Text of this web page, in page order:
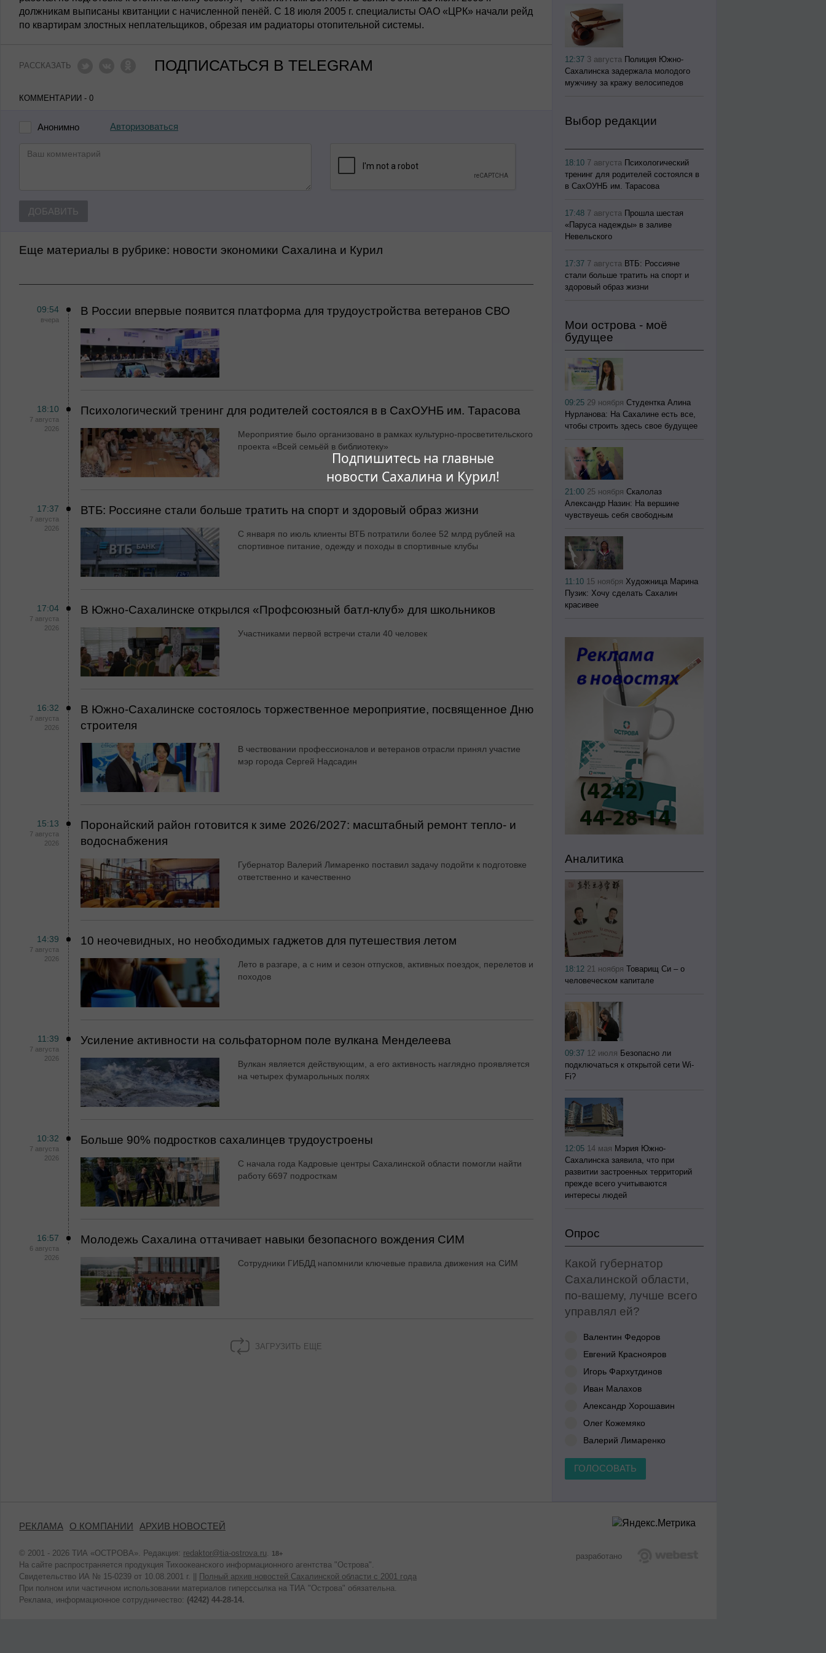
Подпишитесь на главные
новости Сахалина и Курил!
должникам выписаны квитанции с начисленной пенёй. С 18 июля 2005 г. специалисты ОАО «ЦРК» начали рейд
по квартирам злостных неплательщиков, обрезая им радиаторы отопительной системы.
РАССКАЗАТЬ ПОДПИСАТЬСЯ В TELEGRAM
КОММЕНТАРИИ - 0
Анонимно Авторизоваться
ДОБАВИТЬ
Еще материалы в рубрике: Новости экономики Сахалина и Курил
09:54
вчера
В России впервые появится платформа для трудоустройства ветеранов СВО
18:10
7 августа
2026
Психологический тренинг для родителей состоялся в в СахОУНБ им. Тарасова
Мероприятие было организовано в рамках культурно-просветительского
проекта «Всей семьёй в библиотеку»
17:37
7 августа
2026
ВТБ: Россияне стали больше тратить на спорт и здоровый образ жизни
С января по июль клиенты ВТБ потратили более 52 млрд рублей на
спортивное питание, одежду и походы в спортивные клубы
17:04
7 августа
2026
В Южно-Сахалинске открылся «Профсоюзный батл-клуб» для школьников
Участниками первой встречи стали 40 человек
16:32
7 августа
2026
В Южно-Сахалинске состоялось торжественное мероприятие, посвященное Дню
строителя
В чествовании профессионалов и ветеранов отрасли принял участие
мэр города Сергей Надсадин
15:13
7 августа
2026
Поронайский район готовится к зиме 2026/2027: масштабный ремонт тепло- и
водоснабжения
Губернатор Валерий Лимаренко поставил задачу подойти к подготовке
ответственно и качественно
14:39
7 августа
2026
10 неочевидных, но необходимых гаджетов для путешествия летом
Лето в разгаре, а с ним и сезон отпусков, активных поездок, перелетов и
походов
11:39
7 августа
2026
Усиление активности на сольфаторном поле вулкана Менделеева
Вулкан является действующим, а его активность наглядно проявляется
на четырех фумарольных полях
10:32
7 августа
2026
Больше 90% подростков сахалинцев трудоустроены
С начала года Кадровые центры Сахалинской области помогли найти
работу 6697 подросткам
16:57
6 августа
2026
Молодежь Сахалина оттачивает навыки безопасного вождения СИМ
Сотрудники ГИБДД напомнили ключевые правила движения на СИМ
ЗАГРУЗИТЬ ЕЩЕ
12:37 3 августа Полиция Южно-
Сахалинска задержала молодого
мужчину за кражу велосипедов
Выбор редакции
18:10 7 августа Психологический
тренинг для родителей состоялся в
в СахОУНБ им. Тарасова
17:48 7 августа Прошла шестая
«Паруса надежды» в заливе
Невельского
17:37 7 августа ВТБ: Россияне
стали больше тратить на спорт и
здоровый образ жизни
Мои острова - моё
будущее
09:25 29 ноября Студентка Алина
Нурланова: На Сахалине есть все,
чтобы строить здесь свое будущее
21:00 25 ноября Скалолаз
Александр Назин: На вершине
чувствуешь себя свободным
11:10 15 ноября Художница Марина
Пузик: Хочу сделать Сахалин
красивее
Аналитика
18:12 21 ноября Товарищ Си – о
человеческом капитале
09:37 12 июля Безопасно ли
подключаться к открытой сети Wi-
Fi?
12:05 14 мая Мэрия Южно-
Сахалинска заявила, что при
развитии застроенных территорий
прежде всего учитываются
интересы людей
Опрос
Какой губернатор
Сахалинской области,
по-вашему, лучше всего
управлял ей?
Валентин Федоров
Евгений Краснояров
Игорь Фархутдинов
Иван Малахов
Александр Хорошавин
Олег Кожемяко
Валерий Лимаренко
ГОЛОСОВАТЬ
РЕКЛАМА О КОМПАНИИ АРХИВ НОВОСТЕЙ
© 2001 - 2026 ТИА «ОСТРОВА». Редакция: redaktor@tia-ostrova.ru 18+
На сайте распространяется продукция Тихоокеанского информационного агентства "Острова".
Свидетельство ИА № 15-0239 от 10.08.2001 г. ||
Полный архив новостей Сахалинской области с 2001 года
При полном или частичном использовании материалов гиперссылка на ТИА "Острова" обязательна.
Реклама, информационное сотрудничество: (4242) 44-28-14.
разработано